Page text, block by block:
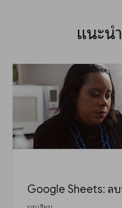
แนะน
Google Sheets: ล